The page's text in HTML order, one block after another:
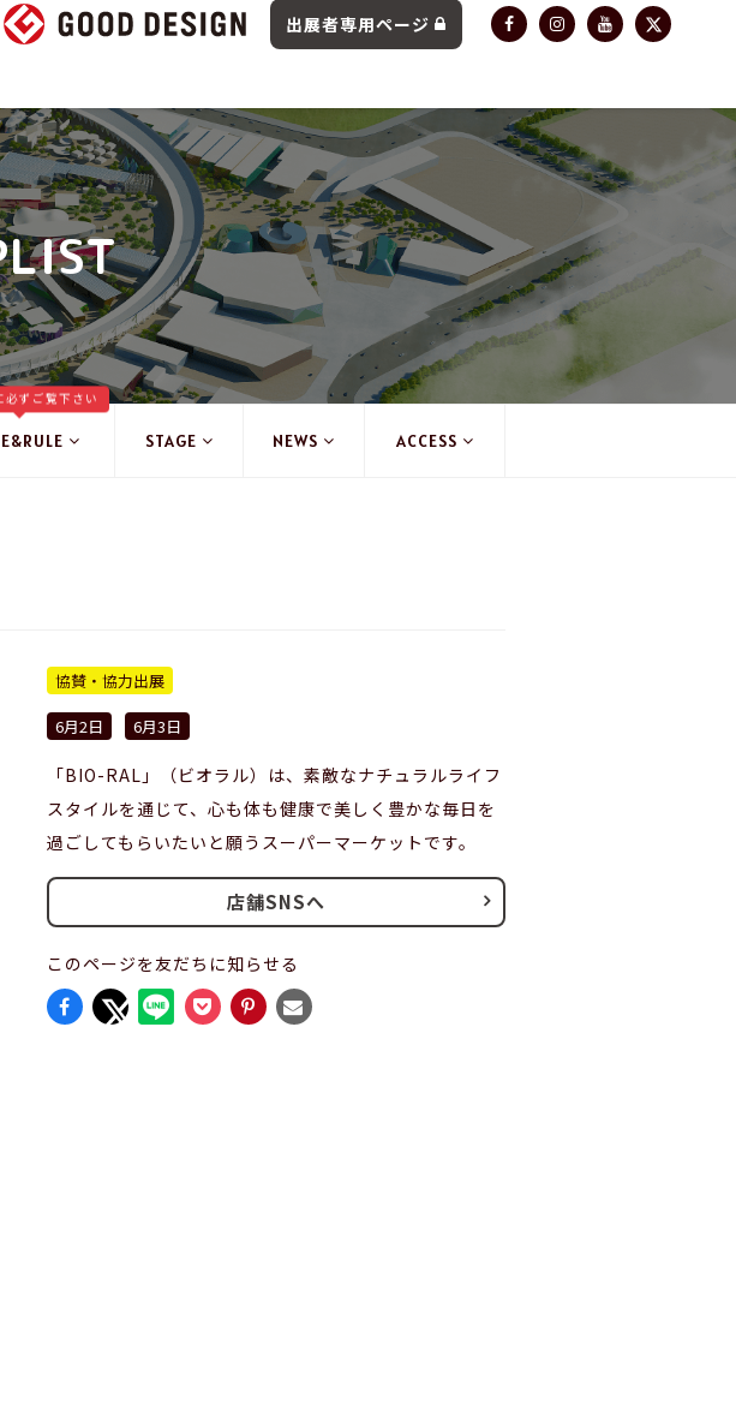
出展者専用ページ
必ずご覧下さい
STAGE NEWS ACCESS
協賛・協力出展
6月2日
6月3日
「BIO-RAL」（ビオラル）は、素敵なナチュラルライフ
スタイルを通じて、心も体も健康で美しく豊かな毎日を
過ごしてもらいたいと願うスーパーマーケットです。
店舗SNSへ
このページを友だちに知らせる